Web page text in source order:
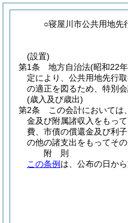
○寝屋川市公共用地先
(設置)
第1条
地方自治法(昭和22
定により、公共用地先行
の適正を図るため、特別会
(歳入及び歳出)
第2条
この会計においては
金及び附属諸収入をもっ
費、市債の償還金及び利子
の他の諸支出をもってその
附 則
この条例 は、公布の日から